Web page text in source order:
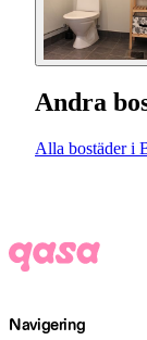
Andra
Alla bostäder i
Navigering